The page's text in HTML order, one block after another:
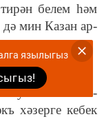
бе­лем һәм
дә мин Ка­зан ар­
ул. Кай­та-кай­
хә­зер­ге ке­бек
язылыгыз